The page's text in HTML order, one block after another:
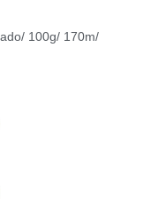
100g/ 170m/